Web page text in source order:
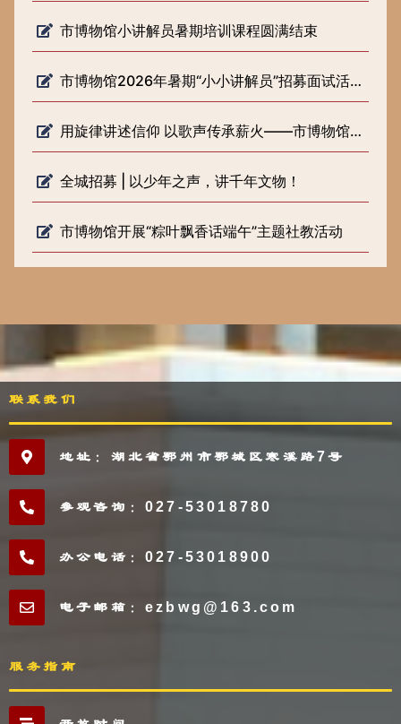
市博物馆小讲解员暑期培训课程圆满结束
市博物馆2026年暑期“小小讲解员”招募面试活动圆满落幕
用旋律讲述信仰 以歌声传承薪火——市博物馆开展《歌声里的长征路》 微宣讲活动
全城招募 | 以少年之声，讲千年文物！
市博物馆开展“粽叶飘香话端午”主题社教活动
联系我们
地址：湖北省鄂州市鄂城区寒溪路7号
参观咨询：027-53018780
办公电话：027-53018900
电子邮箱：ezbwg@163.com
服务指南